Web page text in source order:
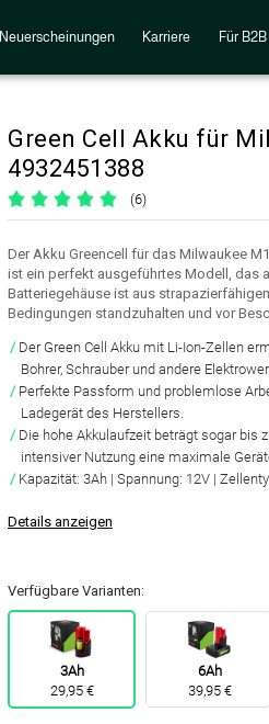
Neuerscheinungen Karriere Für B2B
Green Cell Akku für
4932451388
(6)
Der Akku Greencell für das Milwaukee
ist ein perfekt ausgeführtes Modell, das
Batteriegehäuse ist aus
Bedingungen standzuhalten und vor
Der Green Cell Akku mit Li-Ion-Zellen
Bohrer, Schrauber und andere
Perfekte Passform und problemlose
Ladegerät des Herstellers.
Die hohe Akkulaufzeit beträgt sogar bis
intensiver Nutzung eine maximale
Kapazität: 3Ah | Spannung: 12V |
Details anzeigen
Verfügbare Varianten:
3Ah
29,95 €
6Ah
39,95 €